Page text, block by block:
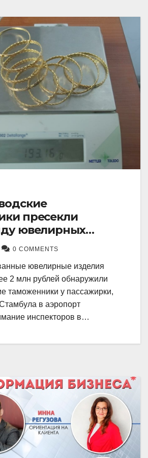
пресекли
ювелирных
2 млн рублей
0 COMMENTS
ювелирные изделия
2 млн рублей обнаружили
таможенники у пассажирки,
в аэропорт
инспекторов в…